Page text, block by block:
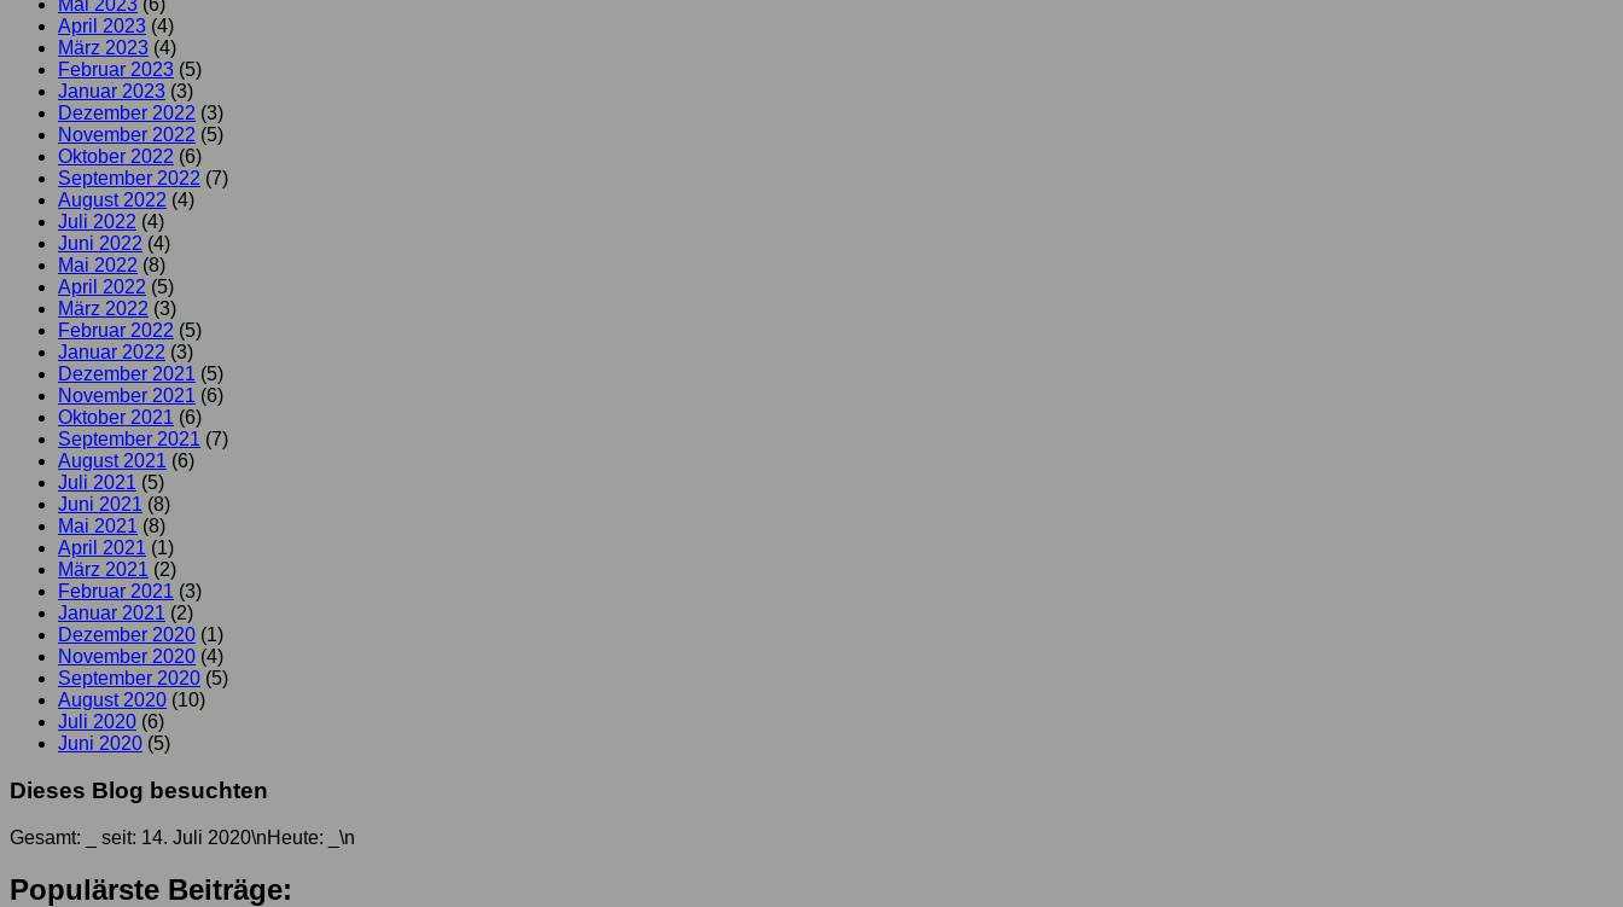
Mai 2023 (6)
April 2023 (4)
März 2023 (4)
Februar 2023 (5)
Januar 2023 (3)
Dezember 2022 (3)
November 2022 (5)
Oktober 2022 (6)
September 2022 (7)
August 2022 (4)
Juli 2022 (4)
Juni 2022 (4)
Mai 2022 (8)
April 2022 (5)
März 2022 (3)
Februar 2022 (5)
Januar 2022 (3)
Dezember 2021 (5)
November 2021 (6)
Oktober 2021 (6)
September 2021 (7)
August 2021 (6)
Juli 2021 (5)
Juni 2021 (8)
Mai 2021 (8)
April 2021 (1)
März 2021 (2)
Februar 2021 (3)
Januar 2021 (2)
Dezember 2020 (1)
November 2020 (4)
September 2020 (5)
August 2020 (10)
Juli 2020 (6)
Juni 2020 (5)
Dieses Blog besuchten
Gesamt: seit: 14. Juli 2020\nHeute: \n
Populärste Beiträge: